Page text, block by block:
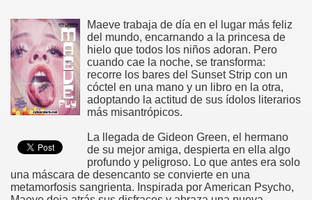
Maeve trabaja de día en el lugar más feliz
del mundo, encarnando a la princesa de
hielo que todos los niños adoran. Pero
cuando cae la noche, se transforma:
recorre los bares del Sunset Strip con un
cóctel en una mano y un libro en la otra,
adoptando la actitud de sus ídolos literarios
más misantrópicos.
La llegada de Gideon Green, el hermano
de su mejor amiga, despierta en ella algo
profundo y peligroso. Lo que antes era solo
una máscara de desencanto se convierte en una
metamorfosis sangrienta. Inspirada por American Psycho,